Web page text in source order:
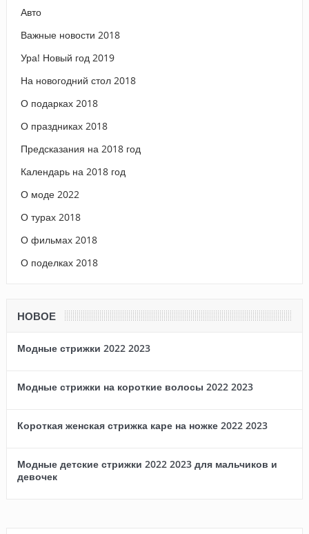
Авто
Важные новости 2018
Ура! Новый год 2019
На новогодний стол 2018
О подарках 2018
О праздниках 2018
Предсказания на 2018 год
Календарь на 2018 год
О моде 2022
О турах 2018
О фильмах 2018
О поделках 2018
НОВОЕ
Модные стрижки 2022 2023
Модные стрижки на короткие волосы 2022 2023
Короткая женская стрижка каре на ножке 2022 2023
Модные детские стрижки 2022 2023 для мальчиков и
девочек